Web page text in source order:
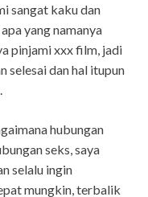
sangat kaku dan
yang namanya
pinjami xxx film, jadi
selesai dan hal itupun
hubungan
seks, saya
selalu ingin
mungkin, terbalik